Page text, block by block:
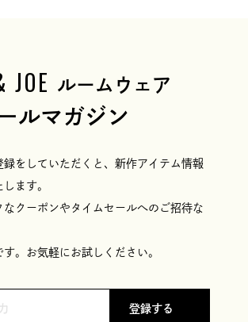
JOE ルームウェア
ルマガジン
録をしていただくと、新作アイテム情報
ます。
なクーポンやタイムセールへのご招待な
。お気軽にお試しください。
登録する